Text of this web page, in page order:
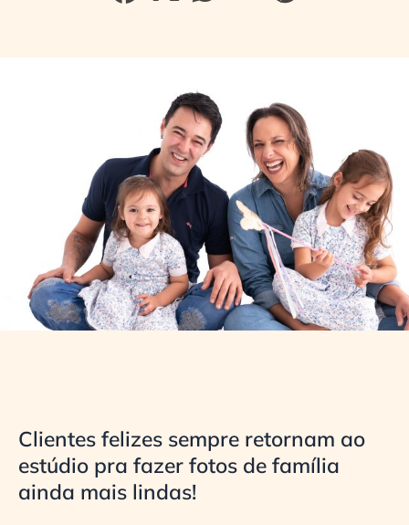
Clientes felizes sempre retornam ao
estúdio pra fazer fotos de família
ainda mais lindas!